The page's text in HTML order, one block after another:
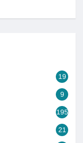
19
9
195
21